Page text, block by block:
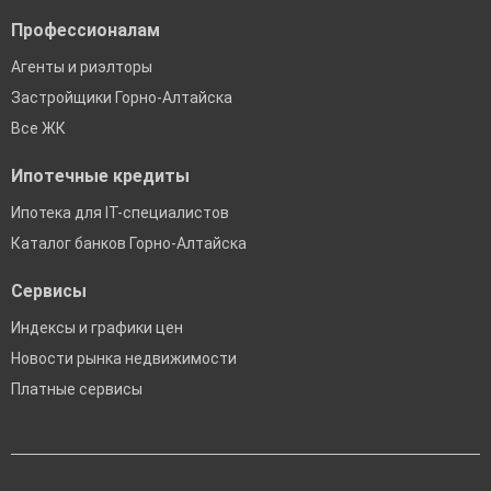
Профессионалам
Агенты и риэлторы
Застройщики Горно-Алтайска
Все ЖК
Ипотечные кредиты
Ипотека для IT-специалистов
Каталог банков Горно-Алтайска
Сервисы
Индексы и графики цен
Новости рынка недвижимости
Платные сервисы